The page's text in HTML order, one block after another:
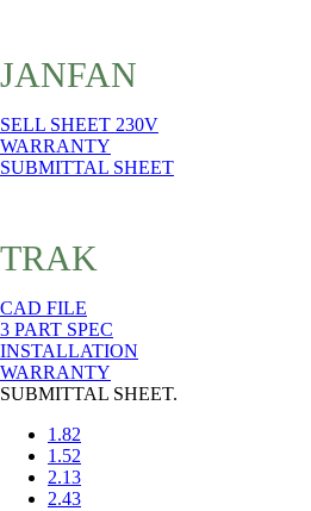
JANFAN
SELL SHEET 230V
WARRANTY
SUBMITTAL SHEET
TRAK
CAD FILE
3 PART SPEC
INSTALLATION
WARRANTY
SUBMITTAL SHEET.
1.82
1.52
2.13
2.43